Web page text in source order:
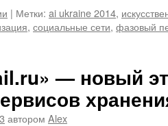
| Метки: ai ukraine 2014,
, социальные сети, фазовый
— новый
автором Alex